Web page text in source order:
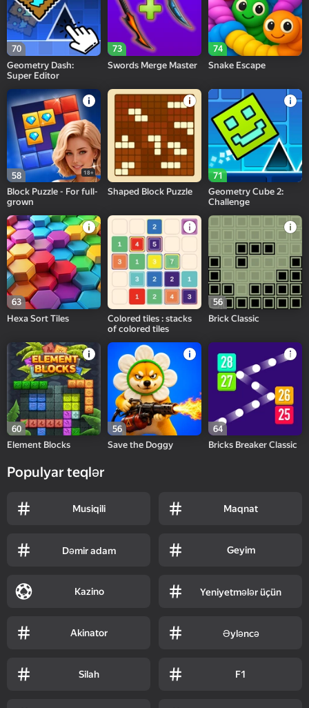
70
Geometry Dash:
Super Editor
73
Swords Merge Master
74
Snake Escape
58 18+
Block Puzzle - For full-
grown
Shaped Block Puzzle
71
Geometry Cube 2:
Challenge
63
Hexa Sort Tiles
Colored tiles : stacks
of colored tiles
56
Brick Classic
60
Element Blocks
56
Save the Doggy
64
Bricks Breaker Classic
Populyar teqlər
Musiqili Maqnat
Dəmir adam Geyim
Kazino Yeniyetmələr üçün
Akinator Əyləncə
Silah F1